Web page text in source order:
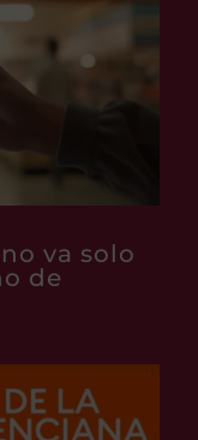
va solo
de